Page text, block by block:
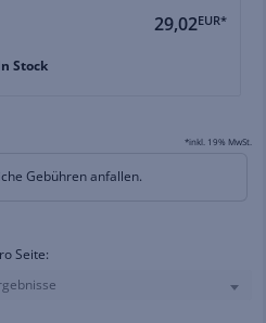
29,02EUR*
Stock
*inkl. 19% MwSt.
Gebühren anfallen.
Seite: